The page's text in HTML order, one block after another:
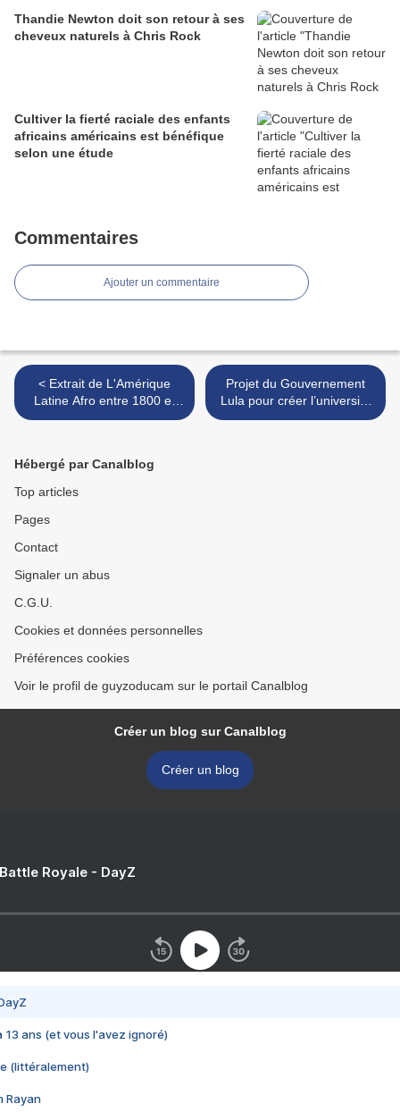
Thandie Newton doit son retour à ses
cheveux naturels à Chris Rock
Cultiver la fierté raciale des enfants
africains américains est bénéfique
selon une étude
Commentaires
Ajouter un commentaire
< Extrait de L'Amérique
Latine Afro entre 1800 et
2000 (I)
Projet du Gouvernement
Lula pour créer l’université
luso-afro-brésilienne >
Hébergé par Canalblog
Top articles
Pages
Contact
Signaler un abus
C.G.U.
Cookies et données personnelles
Préférences cookies
Voir le profil de guyzoducam sur le portail Canalblog
Créer un blog sur Canalblog
Créer un blog
Royale - DayZ
13 ans (et vous l'avez ignoré)
(littéralement)
Rayan